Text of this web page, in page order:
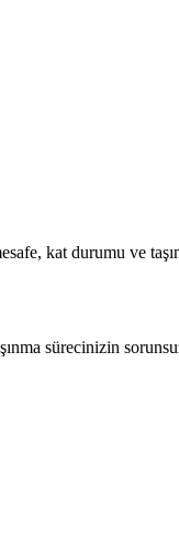
kat durumu ve
sürecinizin